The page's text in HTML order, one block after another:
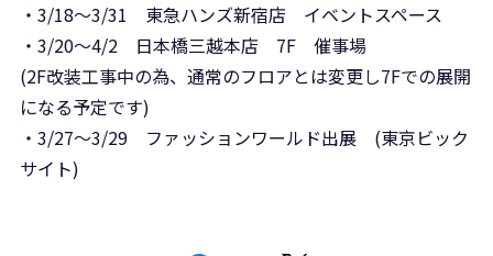
・3/18～3/31 東急ハンズ新宿店 イベントスペース
・3/20～4/2 日本橋三越本店 7F 催事場
(2F改装工事中の為、通常のフロアとは変更し7Fでの展開
になる予定です)
・3/27～3/29 ファッションワールド出展 (東京ビック
サイト)